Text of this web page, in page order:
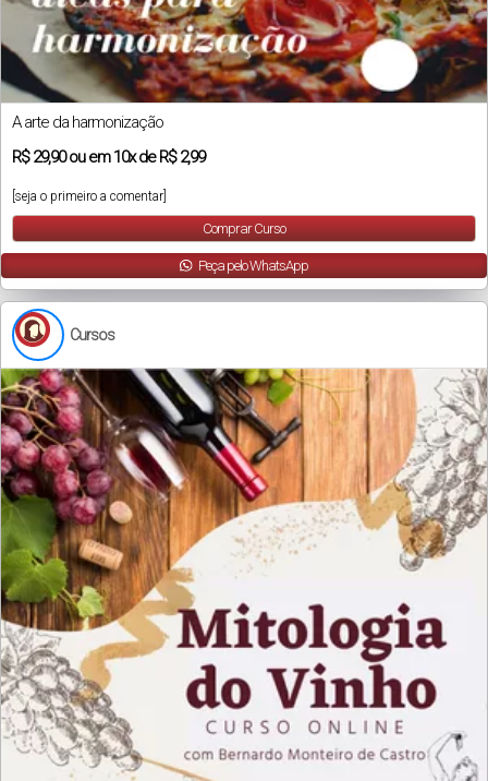
A arte da harmonização
R$29,90ou em10xde R$ 2,99
[seja o primeiro a comentar]
Comprar Curso
Peça pelo WhatsApp
Cursos